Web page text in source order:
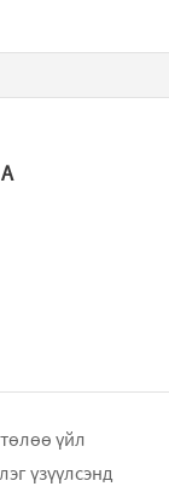
үйл
үзүүлсэнд